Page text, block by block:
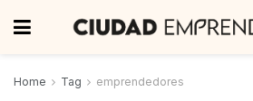
Home Tag emprendedores